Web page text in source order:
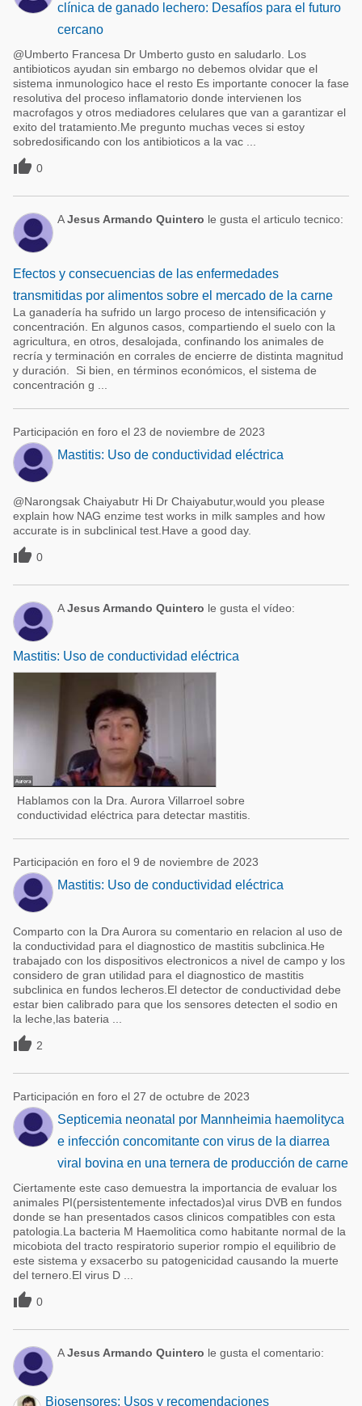
clínica de ganado lechero: Desafíos para el futuro
cercano
@Umberto Francesa Dr Umberto gusto en saludarlo. Los
antibioticos ayudan sin embargo no debemos olvidar que el
sistema inmunologico hace el resto Es importante conocer la fase
resolutiva del proceso inflamatorio donde intervienen los
macrofagos y otros mediadores celulares que van a garantizar el
exito del tratamiento.Me pregunto muchas veces si estoy
sobredosificando con los antibioticos a la vac ...
 0
AJesus Armando Quintero le gusta el articulo tecnico:
Efectos y consecuencias de las enfermedades
transmitidas por alimentos sobre el mercado de la carne
La ganadería ha sufrido un largo proceso de intensificación y
concentración. En algunos casos, compartiendo el suelo con la
agricultura, en otros, desalojada, confinando los animales de
recría y terminación en corrales de encierre de distinta magnitud
y duración. Si bien, en términos económicos, el sistema de
concentración g ...
Participación en foro el 23 de noviembre de 2023
Mastitis: Uso de conductividad eléctrica
@Narongsak Chaiyabutr Hi Dr Chaiyabutur,would you please
explain how NAG enzime test works in milk samples and how
accurate is in subclinical test.Have a good day.
 0
AJesus Armando Quintero le gusta el vídeo:
Mastitis: Uso de conductividad eléctrica
Hablamos con la Dra. Aurora Villarroel sobre
conductividad eléctrica para detectar mastitis.
Participación en foro el 9 de noviembre de 2023
Mastitis: Uso de conductividad eléctrica
Comparto con la Dra Aurora su comentario en relacion al uso de
la conductividad para el diagnostico de mastitis subclinica.He
trabajado con los dispositivos electronicos a nivel de campo y los
considero de gran utilidad para el diagnostico de mastitis
subclinica en fundos lecheros.El detector de conductividad debe
estar bien calibrado para que los sensores detecten el sodio en
la leche,las bateria ...
 2
Participación en foro el 27 de octubre de 2023
Septicemia neonatal por Mannheimia haemolityca
e infección concomitante con virus de la diarrea
viral bovina en una ternera de producción de carne
Ciertamente este caso demuestra la importancia de evaluar los
animales PI(persistentemente infectados)al virus DVB en fundos
donde se han presentados casos clinicos compatibles con esta
patologia.La bacteria M Haemolitica como habitante normal de la
micobiota del tracto respiratorio superior rompio el equilibrio de
este sistema y exsacerbo su patogenicidad causando la muerte
del ternero.El virus D ...
 0
AJesus Armando Quintero le gusta el comentario:
Biosensores: Usos y recomendaciones